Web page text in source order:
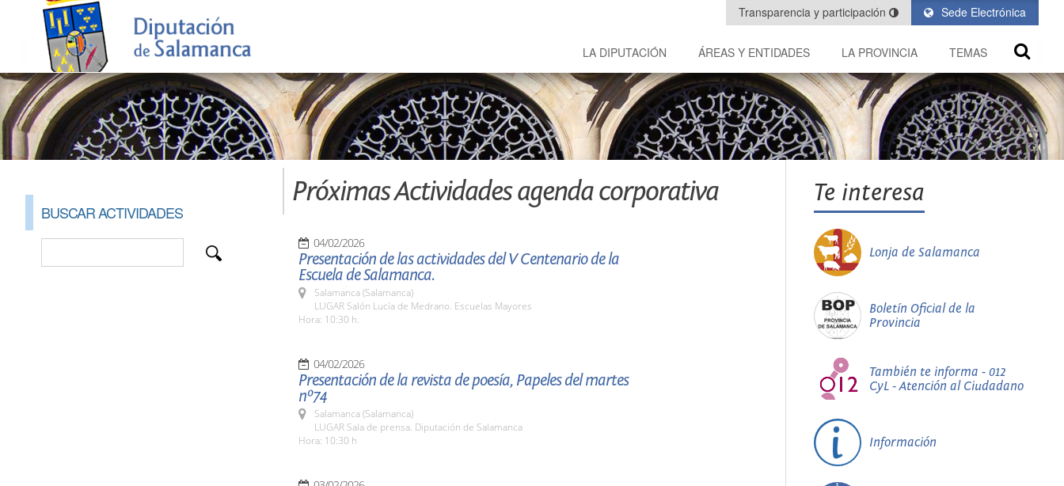
Sede Electrónica
Transparencia y participación
LA DIPUTACIÓN ÁREAS Y ENTIDADES LA PROVINCIA TEMAS
BUSCAR ACTIVIDADES
Próximas Actividades agenda corporativa
04/02/2026
Presentación de las actividades del V Centenario de la
Escuela de Salamanca.
Salamanca (Salamanca)
LUGAR Salón Lucía de Medrano. Escuelas Mayores
Hora: 10:30 h.
04/02/2026
Presentación de la revista de poesía, Papeles del martes
nº74
Salamanca (Salamanca)
LUGAR Sala de prensa. Diputación de Salamanca
Hora: 10:30 h
Te interesa
Lonja de Salamanca
Boletín Oficial de la
Provincia
También te informa - 012
CyL - Atención al Ciudadano
Información